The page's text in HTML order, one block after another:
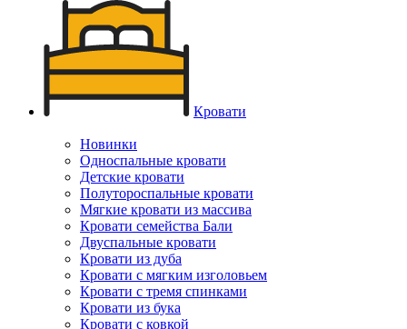
Кровати
Новинки
Односпальные кровати
Детские кровати
Полутороспальные кровати
Мягкие кровати из массива
Кровати семейства Бали
Двуспальные кровати
Кровати из дуба
Кровати с мягким изголовьем
Кровати с тремя спинками
Кровати из бука
Кровати с ковкой